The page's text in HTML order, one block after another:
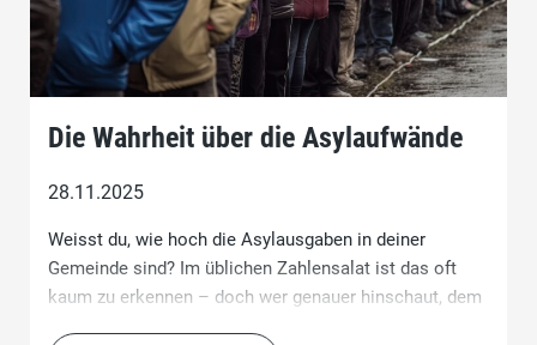
Die Wahrheit über die Asylaufwände
28.11.2025
Weisst du, wie hoch die Asylausgaben in deiner
Gemeinde sind? Im üblichen Zahlensalat ist das oft
kaum zu erkennen – doch wer genauer hinschaut, dem